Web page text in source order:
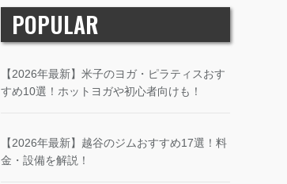
POPULAR
【2026年最新】米子のヨガ・ピラティスおす
すめ10選！ホットヨガや初心者向けも！
【2026年最新】越谷のジムおすすめ17選！料
金・設備を解説！